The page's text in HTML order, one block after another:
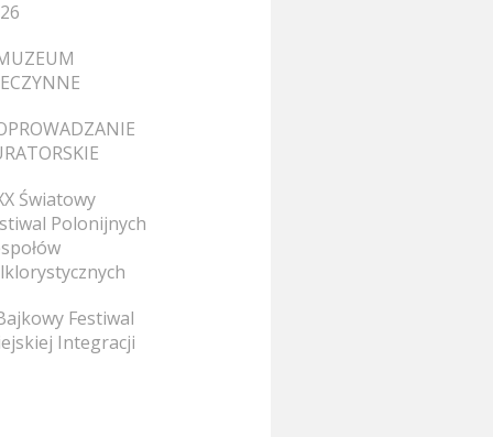
Światowy
Polonijnych
Festiwal
Integracji